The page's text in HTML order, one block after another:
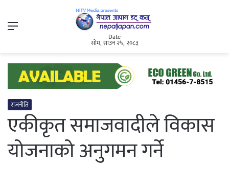
Menu
Date
सोम, साउन २५, २०८३
राजनीति
एकीकृत समाजवादीले विकास
योजनाको अनुगमन गर्ने